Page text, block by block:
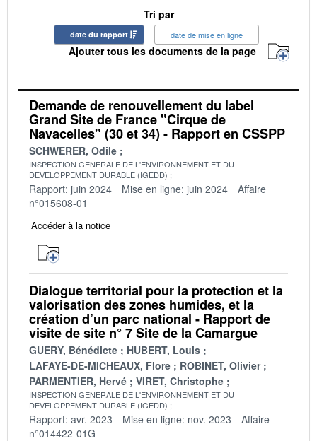
Tri par
date du rapport date de mise en ligne
Ajouter tous les documents de la page
Demande de renouvellement du label
Grand Site de France "Cirque de
Navacelles" (30 et 34) - Rapport en CSSPP
SCHWERER, Odile
INSPECTION GENERALE DE L'ENVIRONNEMENT ET DU
DEVELOPPEMENT DURABLE (IGEDD)
Rapport: juin 2024 Mise en ligne: juin 2024
Affaire
n°015608-01
Accéder à la notice
Dialogue territorial pour la protection et la
valorisation des zones humides, et la
création d’un parc national - Rapport de
visite de site n° 7 Site de la Camargue
GUERY, Bénédicte
HUBERT, Louis
LAFAYE-DE-MICHEAUX, Flore
ROBINET, Olivier
PARMENTIER, Hervé
VIRET, Christophe
INSPECTION GENERALE DE L'ENVIRONNEMENT ET DU
DEVELOPPEMENT DURABLE (IGEDD)
Rapport: avr. 2023 Mise en ligne: nov. 2023
Affaire
n°014422-01G